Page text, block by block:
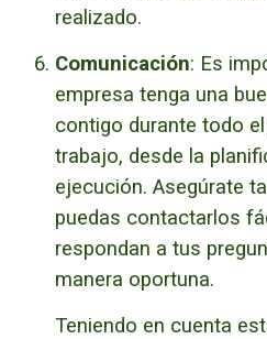
realizado.
Comunicación: Es
empresa tenga una
contigo durante todo
trabajo, desde la
ejecución. Asegúrate
puedas contactarlos
respondan a tus
manera oportuna.
Teniendo en cuenta